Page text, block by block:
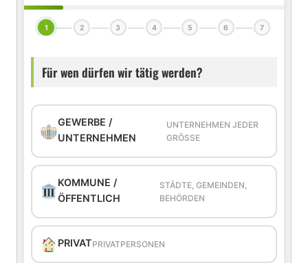
1 2 3 4 5 6 7
Für wen dürfen wir tätig werden?
GEWERBE /
UNTERNEHMEN
UNTERNEHMEN JEDER
GRÖSSE
KOMMUNE /
ÖFFENTLICH
STÄDTE, GEMEINDEN,
BEHÖRDEN
PRIVATPRIVATPERSONEN